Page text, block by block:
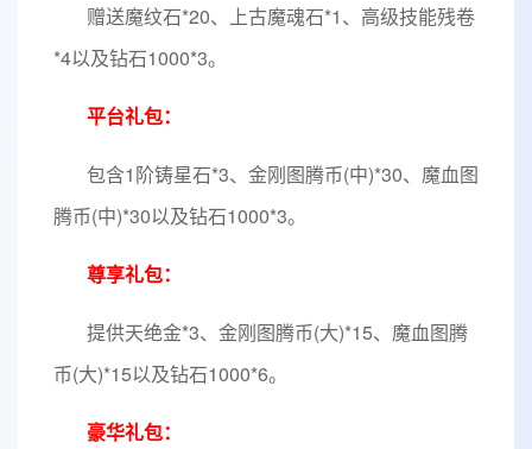
赠送魔纹石*20、上古魔魂石*1、高级技能残卷
*4以及钻石1000*3。
平台礼包：
包含1阶铸星石*3、金刚图腾币(中)*30、魔血图
腾币(中)*30以及钻石1000*3。
尊享礼包：
提供天绝金*3、金刚图腾币(大)*15、魔血图腾
币(大)*15以及钻石1000*6。
豪华礼包：